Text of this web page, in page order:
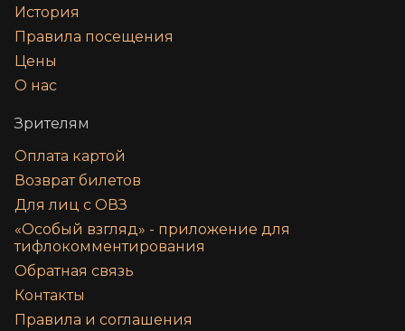
История
Правила посещения
Цены
О нас
Зрителям
Оплата картой
Возврат билетов
Для лиц с ОВЗ
«‎Особый взгляд» - приложение для
тифлокомментирования
Обратная связь
Контакты
Правила и соглашения